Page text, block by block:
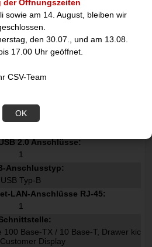
der Öffnungszeiten
sowie am 14. August, bleiben wir
den 30.07., und am 13.08.
17.00 Uhr geöffnet.
CSV-Team
OK
58 - 83 mm
- 0.09 mm
Papierformat Beleg:
und Schnittstellen
Anschluss:
2.0 Anschlüsse:
1
Anschlusstyp:
USB Typ-B
LAN-Anschlüsse RJ-45:
1
Base-TX / 10 Base-T, Drawer kic
Display